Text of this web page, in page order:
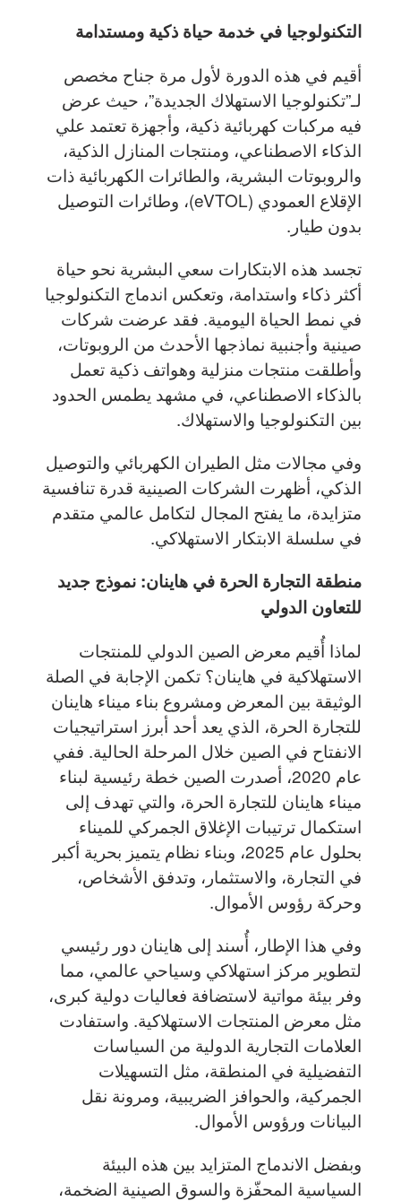
التكنولوجيا في خدمة حياة ذكية ومستدامة
أقيم في هذه الدورة لأول مرة جناح مخصص
لـ”تكنولوجيا الاستهلاك الجديدة”، حيث عرض
فيه مركبات كهربائية ذكية، وأجهزة تعتمد علي
الذكاء الاصطناعي، ومنتجات المنازل الذكية،
والروبوتات البشرية، والطائرات الكهربائية ذات
الإقلاع العمودي (eVTOL)، وطائرات التوصيل
بدون طيار.
تجسد هذه الابتكارات سعي البشرية نحو حياة
أكثر ذكاء واستدامة، وتعكس اندماج التكنولوجيا
في نمط الحياة اليومية. فقد عرضت شركات
صينية وأجنبية نماذجها الأحدث من الروبوتات،
وأطلقت منتجات منزلية وهواتف ذكية تعمل
بالذكاء الاصطناعي، في مشهد يطمس الحدود
بين التكنولوجيا والاستهلاك.
وفي مجالات مثل الطيران الكهربائي والتوصيل
الذكي، أظهرت الشركات الصينية قدرة تنافسية
متزايدة، ما يفتح المجال لتكامل عالمي متقدم
في سلسلة الابتكار الاستهلاكي.
منطقة التجارة الحرة في هاينان: نموذج جديد
للتعاون الدولي
لماذا أُقيم معرض الصين الدولي للمنتجات
الاستهلاكية في هاينان؟ تكمن الإجابة في الصلة
الوثيقة بين المعرض ومشروع بناء ميناء هاينان
للتجارة الحرة، الذي يعد أحد أبرز استراتيجيات
الانفتاح في الصين خلال المرحلة الحالية. ففي
عام 2020، أصدرت الصين خطة رئيسية لبناء
ميناء هاينان للتجارة الحرة، والتي تهدف إلى
استكمال ترتيبات الإغلاق الجمركي للميناء
بحلول عام 2025، وبناء نظام يتميز بحرية أكبر
في التجارة، والاستثمار، وتدفق الأشخاص،
وحركة رؤوس الأموال.
وفي هذا الإطار، أُسند إلى هاينان دور رئيسي
لتطوير مركز استهلاكي وسياحي عالمي، مما
وفر بيئة مواتية لاستضافة فعاليات دولية كبرى،
مثل معرض المنتجات الاستهلاكية. واستفادت
العلامات التجارية الدولية من السياسات
التفضيلية في المنطقة، مثل التسهيلات
الجمركية، والحوافز الضريبية، ومرونة نقل
البيانات ورؤوس الأموال.
وبفضل الاندماج المتزايد بين هذه البيئة
السياسية المحفّزة والسوق الصينية الضخمة،